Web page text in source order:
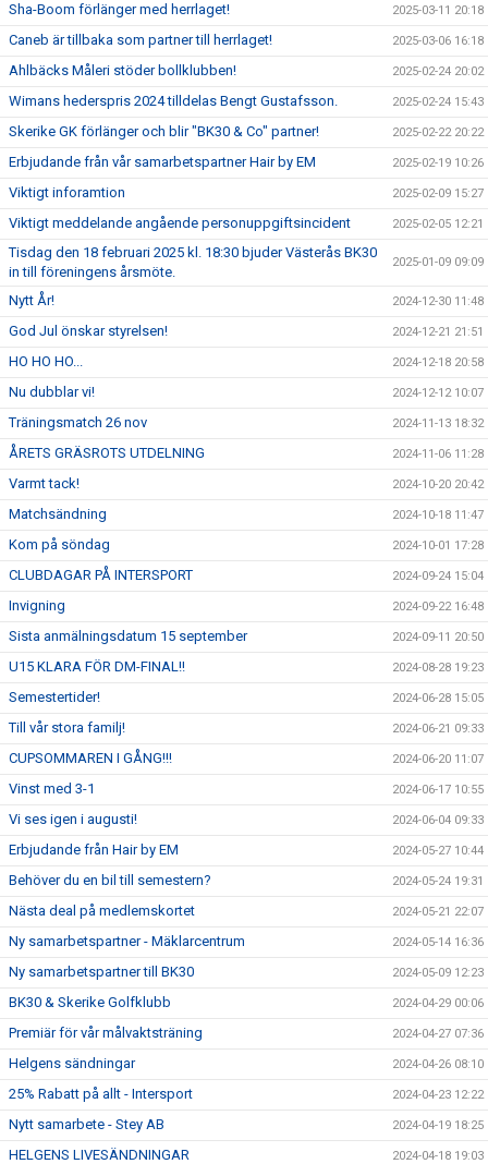
Sha-Boom förlänger med herrlaget! 2025-03-11 20:18
Caneb är tillbaka som partner till herrlaget! 2025-03-06 16:18
Ahlbäcks Måleri stöder bollklubben! 2025-02-24 20:02
Wimans hederspris 2024 tilldelas Bengt Gustafsson. 2025-02-24 15:43
Skerike GK förlänger och blir "BK30 & Co" partner! 2025-02-22 20:22
Erbjudande från vår samarbetspartner Hair by EM 2025-02-19 10:26
Viktigt inforamtion 2025-02-09 15:27
Viktigt meddelande angående personuppgiftsincident 2025-02-05 12:21
Tisdag den 18 februari 2025 kl. 18:30 bjuder Västerås BK30
in till föreningens årsmöte.
2025-01-09 09:09
Nytt År! 2024-12-30 11:48
God Jul önskar styrelsen! 2024-12-21 21:51
HO HO HO... 2024-12-18 20:58
Nu dubblar vi! 2024-12-12 10:07
Träningsmatch 26 nov 2024-11-13 18:32
ÅRETS GRÄSROTS UTDELNING 2024-11-06 11:28
Varmt tack! 2024-10-20 20:42
Matchsändning 2024-10-18 11:47
Kom på söndag 2024-10-01 17:28
CLUBDAGAR PÅ INTERSPORT 2024-09-24 15:04
Invigning 2024-09-22 16:48
Sista anmälningsdatum 15 september 2024-09-11 20:50
U15 KLARA FÖR DM-FINAL!! 2024-08-28 19:23
Semestertider! 2024-06-28 15:05
Till vår stora familj! 2024-06-21 09:33
CUPSOMMAREN I GÅNG!!! 2024-06-20 11:07
Vinst med 3-1 2024-06-17 10:55
Vi ses igen i augusti! 2024-06-04 09:33
Erbjudande från Hair by EM 2024-05-27 10:44
Behöver du en bil till semestern? 2024-05-24 19:31
Nästa deal på medlemskortet 2024-05-21 22:07
Ny samarbetspartner - Mäklarcentrum 2024-05-14 16:36
Ny samarbetspartner till BK30 2024-05-09 12:23
BK30 & Skerike Golfklubb 2024-04-29 00:06
Premiär för vår målvaktsträning 2024-04-27 07:36
Helgens sändningar 2024-04-26 08:10
25% Rabatt på allt - Intersport 2024-04-23 12:22
Nytt samarbete - Stey AB 2024-04-19 18:25
HELGENS LIVESÄNDNINGAR 2024-04-18 19:03